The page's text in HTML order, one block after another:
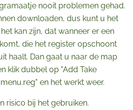
nooit problemen gehad.
downloaden, dus kunt u het
kan zijn, dat wanneer er een
die het register opschoont
haalt. Dan gaat u naar de map
klik dubbel op "Add Take
en het werkt weer.
risico bij het gebruiken.